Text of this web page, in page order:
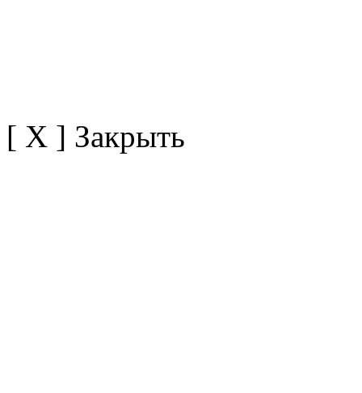
[ X ] Закрыть